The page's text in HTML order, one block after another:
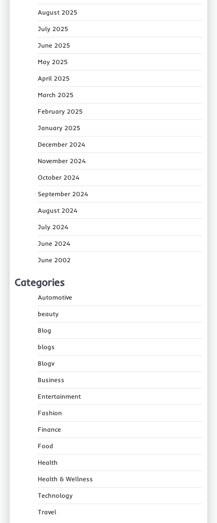
August 2025
July 2025
June 2025
May 2025
April 2025
March 2025
February 2025
January 2025
December 2024
November 2024
October 2024
September 2024
August 2024
July 2024
June 2024
June 2002
Categories
Automotive
beauty
Blog
blogs
Blogv
Business
Entertainment
Fashion
Finance
Food
Health
Health & Wellness
Technology
Travel